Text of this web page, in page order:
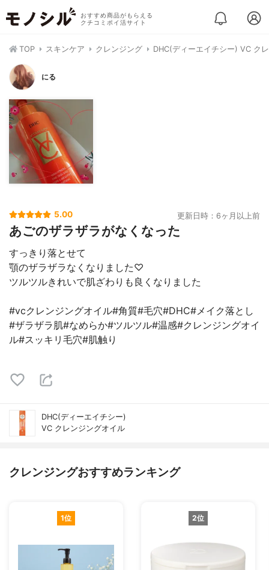
おすすめ商品がもらえる
クチコミポイ活サイト
TOP スキンケア クレンジング DHC(ディーエイチシー) VC ク
にる
5.00 更新日時：6ヶ月以上前
あごのザラザラがなくなった
すっきり落とせて
顎のザラザラなくなりました♡
ツルツルきれいで肌ざわりも良くなりました
#vcクレンジングオイル#角質#毛穴#DHC#メイク落とし
#ザラザラ肌#なめらか#ツルツル#温感#クレンジングオイ
ル#スッキリ毛穴#肌触り
DHC(ディーエイチシー)
VC クレンジングオイル
クレンジングおすすめランキング
1位 2位